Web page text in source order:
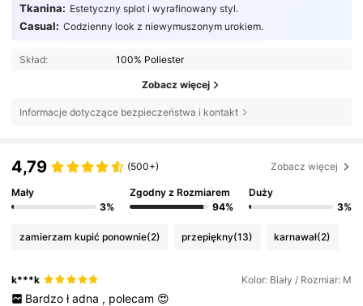
Tkanina: Estetyczny splot i wyrafinowany styl.
Casual: Codzienny look z niewymuszonym urokiem.
Skład: 100% Poliester
Zobacz więcej
Informacje dotyczące bezpieczeństwa i kontakt
4,79 (500+) Zobacz więcej
Mały
3%
Zgodny z Rozmiarem
94%
Duży
3%
zamierzam kupić ponownie(2) przepiękny(13) karnawał(2)
k***k Kolor: Biały / Rozmiar: M
Bardzo ładna , polecam 😍